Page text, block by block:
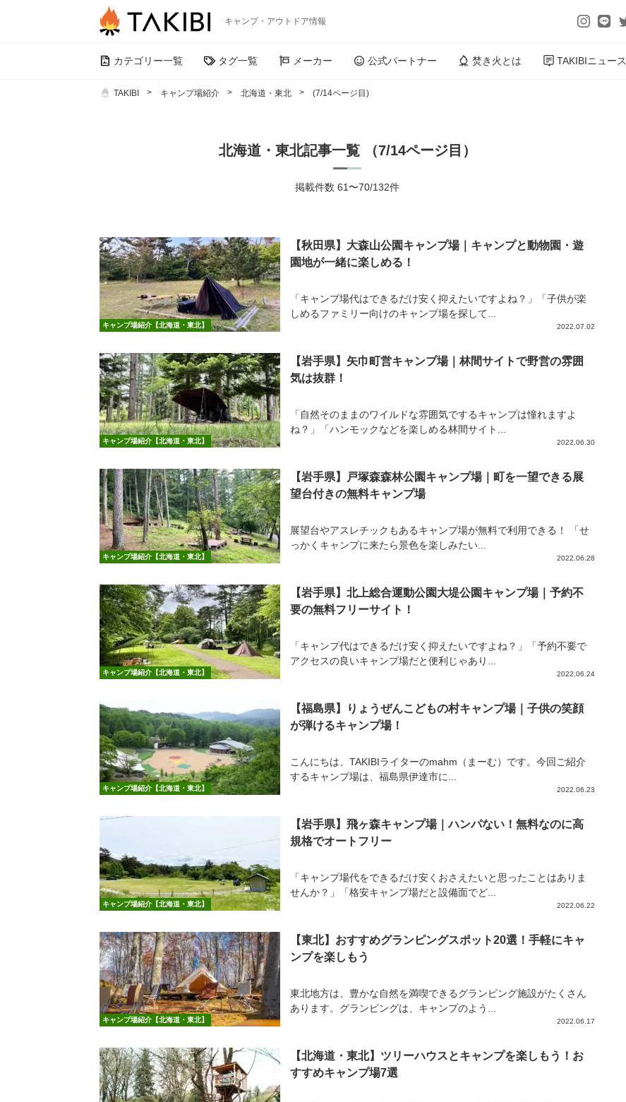
キャンプ・アウトドア情報
カテゴリー一覧 タグ一覧 メーカー 公式パートナー 焚き火とは TAKIBIニュース
TAKIBI キャンプ場紹介 北海道・東北 (7/14ページ目)
北海道・東北記事一覧 （7/14ページ目）
掲載件数 61〜70/132件
キャンプ場紹介【北海道・東北】
【秋田県】大森山公園キャンプ場｜キャンプと動物園・遊
園地が一緒に楽しめる！
「キャンプ場代はできるだけ安く抑えたいですよね？」「子供が楽
しめるファミリー向けのキャンプ場を探して...
2022.07.02
キャンプ場紹介【北海道・東北】
【岩手県】矢巾町営キャンプ場｜林間サイトで野営の雰囲
気は抜群！
「自然そのままのワイルドな雰囲気でするキャンプは憧れますよ
ね？」「ハンモックなどを楽しめる林間サイト...
2022.06.30
キャンプ場紹介【北海道・東北】
【岩手県】戸塚森森林公園キャンプ場｜町を一望できる展
望台付きの無料キャンプ場
展望台やアスレチックもあるキャンプ場が無料で利用できる！ 「せ
っかくキャンプに来たら景色を楽しみたい...
2022.06.28
キャンプ場紹介【北海道・東北】
【岩手県】北上総合運動公園大堤公園キャンプ場｜予約不
要の無料フリーサイト！
「キャンプ代はできるだけ安く抑えたいですよね？」「予約不要で
アクセスの良いキャンプ場だと便利じゃあり...
2022.06.24
キャンプ場紹介【北海道・東北】
【福島県】りょうぜんこどもの村キャンプ場｜子供の笑顔
が弾けるキャンプ場！
こんにちは、TAKIBIライターのmahm（まーむ）です。今回ご紹介
するキャンプ場は、福島県伊達市に...
2022.06.23
キャンプ場紹介【北海道・東北】
【岩手県】飛ヶ森キャンプ場｜ハンパない！無料なのに高
規格でオートフリー
「キャンプ場代をできるだけ安くおさえたいと思ったことはありま
せんか？」「格安キャンプ場だと設備面でど...
2022.06.22
キャンプ場紹介【北海道・東北】
【東北】おすすめグランピングスポット20選！手軽にキャ
ンプを楽しもう
東北地方は、豊かな自然を満喫できるグランピング施設がたくさん
あります。グランピングは、キャンプのよう...
2022.06.17
【北海道・東北】ツリーハウスとキャンプを楽しもう！お
すすめキャンプ場7選